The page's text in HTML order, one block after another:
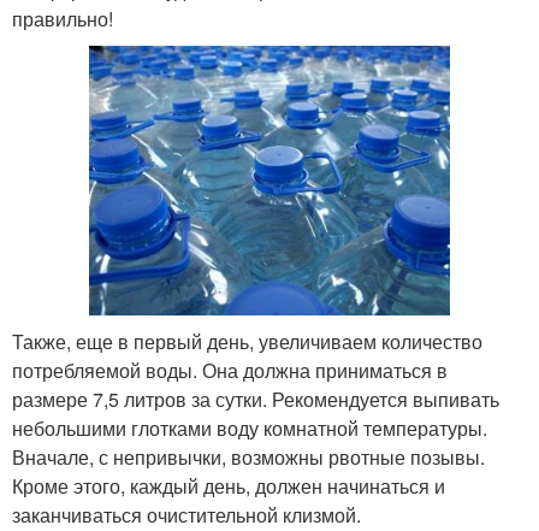
правильно!
Также, еще в первый день, увеличиваем количество
потребляемой воды. Она должна приниматься в
размере 7,5 литров за сутки. Рекомендуется выпивать
небольшими глотками воду комнатной температуры.
Вначале, с непривычки, возможны рвотные позывы.
Кроме этого, каждый день, должен начинаться и
заканчиваться очистительной клизмой.